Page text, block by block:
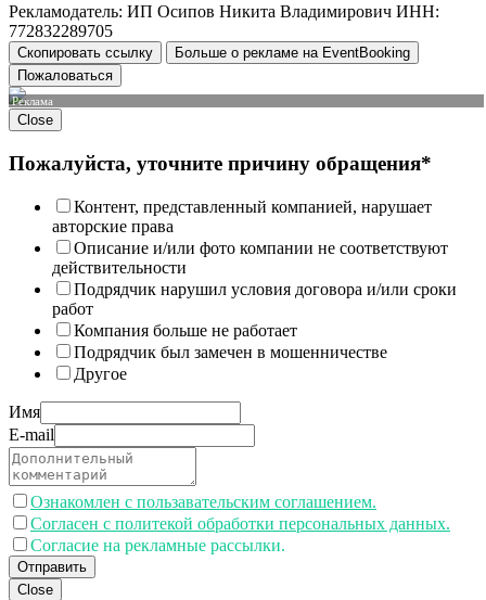
Рекламодатель: ИП Осипов Никита Владимирович ИНН:
772832289705
Скопировать ссылку
Больше о рекламе на EventBooking
Пожаловаться
Реклама
Close
Пожалуйста, уточните причину обращения*
Контент, представленный компанией, нарушает
авторские права
Описание и/или фото компании не соответствуют
действительности
Подрядчик нарушил условия договора и/или сроки
работ
Компания больше не работает
Подрядчик был замечен в мошенничестве
Другое
Имя
E-mail
Ознакомлен с пользавательским соглашением.
Согласен с политекой обработки персональных данных.
Согласие на рекламные рассылки.
Отправить
Close